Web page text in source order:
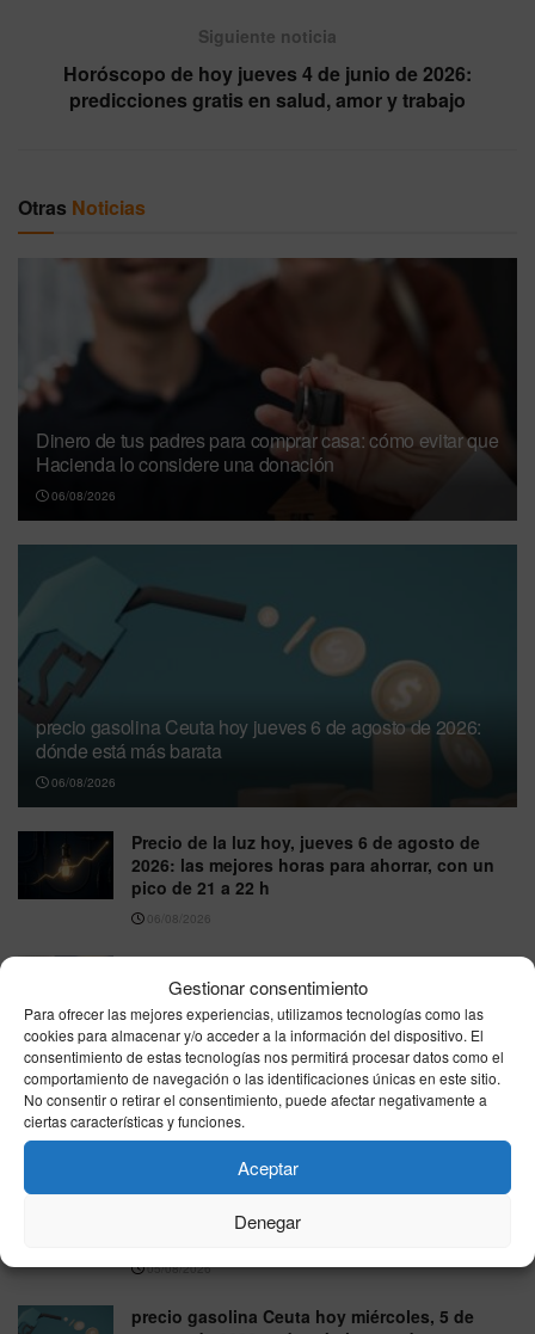
Gestionar consentimiento
Para ofrecer las mejores experiencias, utilizamos tecnologías como las
cookies para almacenar y/o acceder a la información del dispositivo. El
consentimiento de estas tecnologías nos permitirá procesar datos como el
comportamiento de navegación o las identificaciones únicas en este sitio.
No consentir o retirar el consentimiento, puede afectar negativamente a
ciertas características y funciones.
Aceptar
Denegar
Siguiente noticia
Horóscopo de hoy jueves 4 de junio de 2026:
predicciones gratis en salud, amor y trabajo
Otras Noticias
Dinero de tus padres para comprar casa: cómo evitar que
Hacienda lo considere una donación
06/08/2026
precio gasolina Ceuta hoy jueves 6 de agosto de 2026:
dónde está más barata
06/08/2026
Precio de la luz hoy, jueves 6 de agosto de
2026: las mejores horas para ahorrar, con un
pico de 21 a 22 h
06/08/2026
cierra al alza hasta 20.057 puntos
05/08/2026
Trabajo atribuye a personas recién
regularizadas unas 15.000 de las nuevas altas
del paro en julio
05/08/2026
El Gobierno eleva en casi 30.000 millones el
presupuesto destinado a amortizar deuda
pública en 2026
05/08/2026
precio gasolina Ceuta hoy miércoles, 5 de